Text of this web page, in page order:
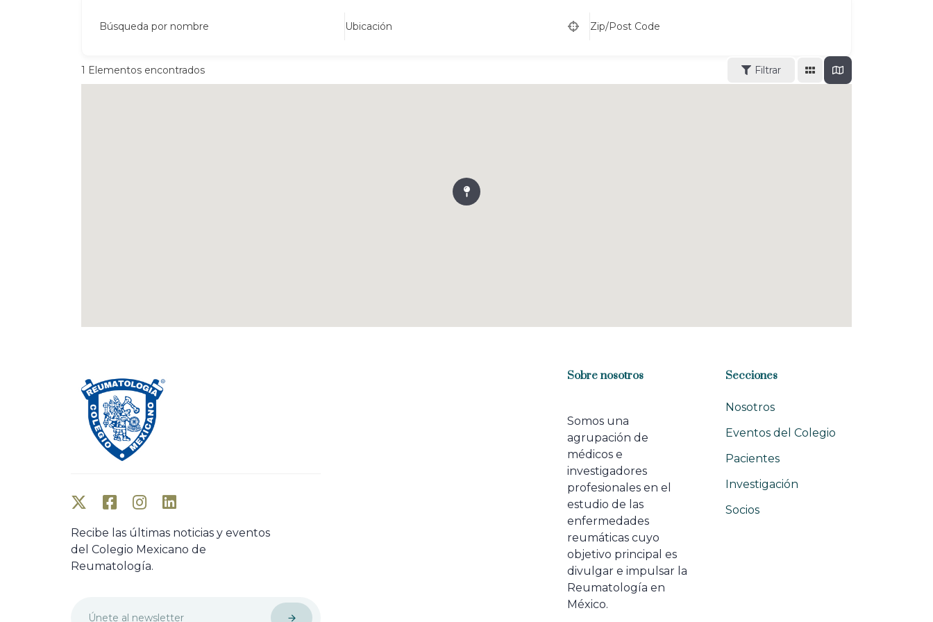
Búsqueda por nombre Ubicación Zip/Post Code
1 Elementos encontrados Filtrar
Recibe las últimas noticias y eventos
del Colegio Mexicano de
Reumatología.
Sobre nosotros
Somos una
agrupación de
médicos e
investigadores
profesionales en el
estudio de las
enfermedades
reumáticas cuyo
objetivo principal es
divulgar e impulsar la
Reumatología en
México.
Secciones
Nosotros
Eventos del Colegio
Pacientes
Investigación
Socios